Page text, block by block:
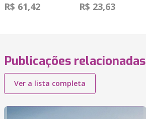
R$ 61,42 R$ 23,63
Publicações relacionadas
Ver a lista completa